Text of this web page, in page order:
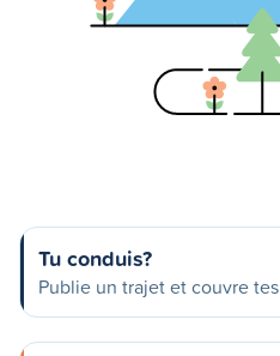
Tu conduis?
Publie un trajet et couvre